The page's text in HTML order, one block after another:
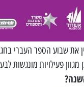
שבוע הספר העברי
מגוון פעילויות מונגשות